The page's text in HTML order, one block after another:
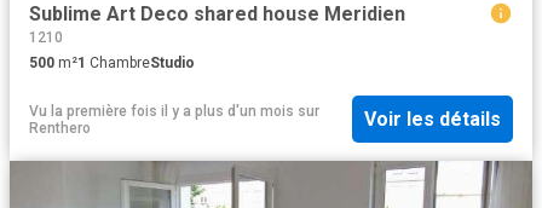
Sublime Art Deco shared house Meridien
1210
500 m²1 ChambreStudio
Vu la première fois il y a plus d'un mois sur
Renthero
Voir les détails